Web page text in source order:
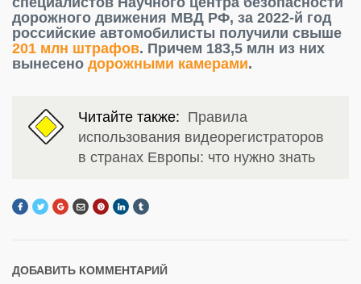
дорожного движения МВД РФ, за 2022-й год
российские автомобилисты получили свыше
201 млн штрафов. Причем 183,5 млн из них
вынесено дорожными камерами.
Читайте также: Правила
использования видеорегистраторов
в странах Европы: что нужно знать
ДОБАВИТЬ КОММЕНТАРИЙ